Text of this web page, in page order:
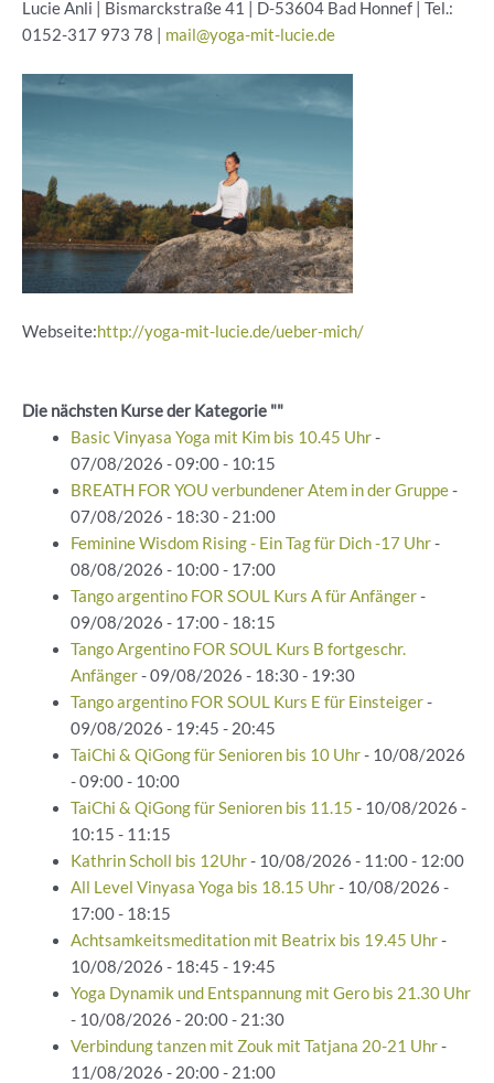
Lucie Anli | Bismarckstraße 41 | D-53604 Bad Honnef | Tel.:
0152-317 973 78 | mail@yoga-mit-lucie.de
Webseite:http://yoga-mit-lucie.de/ueber-mich/
Die nächsten Kurse der Kategorie ""
Basic Vinyasa Yoga mit Kim bis 10.45 Uhr-
07/08/2026 - 09:00 - 10:15
BREATH FOR YOU verbundener Atem in der Gruppe-
07/08/2026 - 18:30 - 21:00
Feminine Wisdom Rising - Ein Tag für Dich -17 Uhr-
08/08/2026 - 10:00 - 17:00
Tango argentino FOR SOUL Kurs A für Anfänger-
09/08/2026 - 17:00 - 18:15
Tango Argentino FOR SOUL Kurs B fortgeschr.
Anfänger- 09/08/2026 - 18:30 - 19:30
Tango argentino FOR SOUL Kurs E für Einsteiger-
09/08/2026 - 19:45 - 20:45
TaiChi & QiGong für Senioren bis 10 Uhr- 10/08/2026
- 09:00 - 10:00
TaiChi & QiGong für Senioren bis 11.15 - 10/08/2026 -
10:15 - 11:15
Kathrin Scholl bis 12Uhr- 10/08/2026 - 11:00 - 12:00
All Level Vinyasa Yoga bis 18.15 Uhr- 10/08/2026 -
17:00 - 18:15
Achtsamkeitsmeditation mit Beatrix bis 19.45 Uhr-
10/08/2026 - 18:45 - 19:45
Yoga Dynamik und Entspannung mit Gero bis 21.30 Uhr
- 10/08/2026 - 20:00 - 21:30
Verbindung tanzen mit Zouk mit Tatjana 20-21 Uhr-
11/08/2026 - 20:00 - 21:00